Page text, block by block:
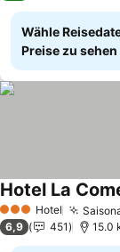
Wähle
Preise zu sehen
3 SterneHotel
Hotel La
6,9 451 15.0